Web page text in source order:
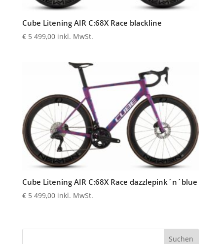
Cube Litening AIR C:68X Race blackline
€5 499,00 inkl. MwSt.
Cube Litening AIR C:68X Race dazzlepink´n´blue
€5 499,00 inkl. MwSt.
Suchen